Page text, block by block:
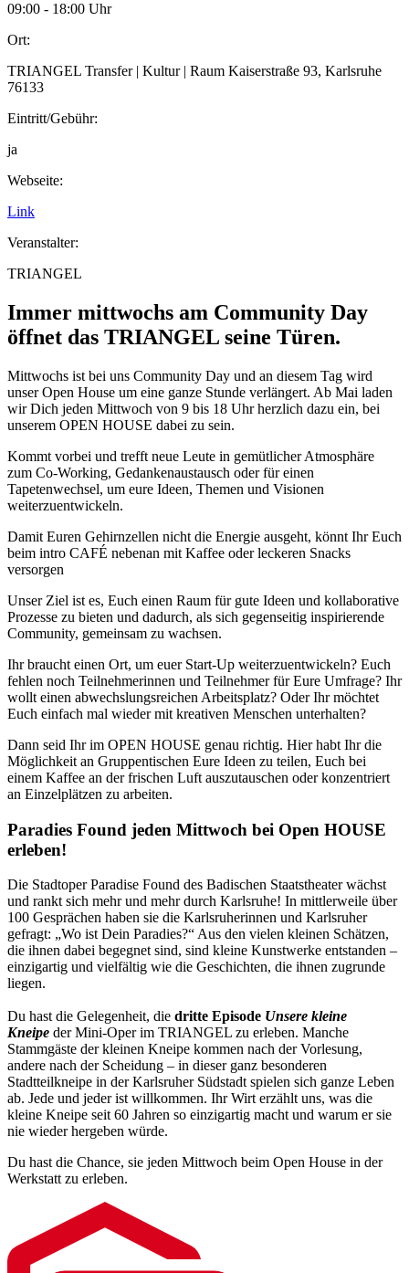
09:00 - 18:00 Uhr
Ort:
TRIANGEL Transfer | Kultur | Raum Kaiserstraße 93, Karlsruhe
76133
Eintritt/Gebühr:
ja
Webseite:
Link
Veranstalter:
TRIANGEL
Immer mittwochs am Community Day
öffnet das TRIANGEL seine Türen.
Mittwochs ist bei uns Community Day und an diesem Tag wird
unser Open House um eine ganze Stunde verlängert. Ab Mai laden
wir Dich jeden Mittwoch von 9 bis 18 Uhr herzlich dazu ein, bei
unserem OPEN HOUSE dabei zu sein.
Kommt vorbei und trefft neue Leute in gemütlicher Atmosphäre
zum Co-Working, Gedankenaustausch oder für einen
Tapetenwechsel, um eure Ideen, Themen und Visionen
weiterzuentwickeln.
Damit Euren Gehirnzellen nicht die Energie ausgeht, könnt Ihr Euch
beim intro CAFÉ nebenan mit Kaffee oder leckeren Snacks
versorgen
Unser Ziel ist es, Euch einen Raum für gute Ideen und kollaborative
Prozesse zu bieten und dadurch, als sich gegenseitig inspirierende
Community, gemeinsam zu wachsen.
Ihr braucht einen Ort, um euer Start-Up weiterzuentwickeln? Euch
fehlen noch Teilnehmerinnen und Teilnehmer für Eure Umfrage? Ihr
wollt einen abwechslungsreichen Arbeitsplatz? Oder Ihr möchtet
Euch einfach mal wieder mit kreativen Menschen unterhalten?
Dann seid Ihr im OPEN HOUSE genau richtig. Hier habt Ihr die
Möglichkeit an Gruppentischen Eure Ideen zu teilen, Euch bei
einem Kaffee an der frischen Luft auszutauschen oder konzentriert
an Einzelplätzen zu arbeiten.
Paradies Found jeden Mittwoch bei Open HOUSE
erleben!
Die Stadtoper Paradise Found des Badischen Staatstheater wächst
und rankt sich mehr und mehr durch Karlsruhe! In mittlerweile über
100 Gesprächen haben sie die Karlsruherinnen und Karlsruher
gefragt: „Wo ist Dein Paradies?“ Aus den vielen kleinen Schätzen,
die ihnen dabei begegnet sind, sind kleine Kunstwerke entstanden –
einzigartig und vielfältig wie die Geschichten, die ihnen zugrunde
liegen.
Du hast die Gelegenheit, die dritte Episode Unsere kleine
Kneipe der Mini-Oper im TRIANGEL zu erleben. Manche
Stammgäste der kleinen Kneipe kommen nach der Vorlesung,
andere nach der Scheidung – in dieser ganz besonderen
Stadtteilkneipe in der Karlsruher Südstadt spielen sich ganze Leben
ab. Jede und jeder ist willkommen. Ihr Wirt erzählt uns, was die
kleine Kneipe seit 60 Jahren so einzigartig macht und warum er sie
nie wieder hergeben würde.
Du hast die Chance, sie jeden Mittwoch beim Open House in der
Werkstatt zu erleben.